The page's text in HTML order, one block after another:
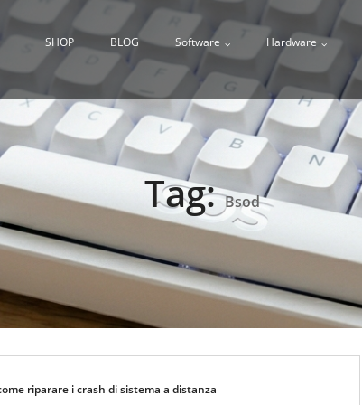
SHOP BLOG Software Hardware
Tag:Bsod
riparare i crash di sistema a distanza